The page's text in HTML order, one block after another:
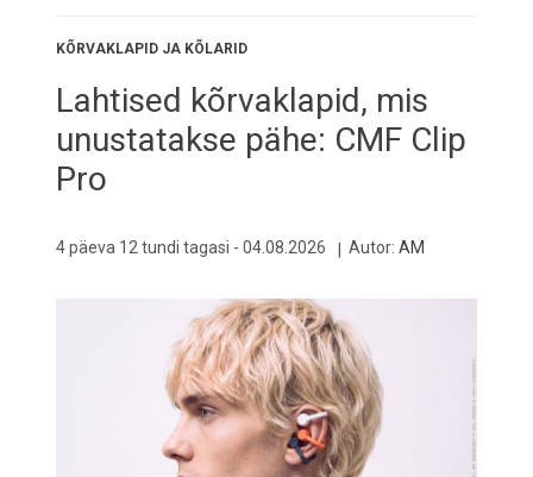
KÕRVAKLAPID JA KÕLARID
Lahtised kõrvaklapid, mis
unustatakse pähe: CMF Clip
Pro
4 päeva 12 tundi tagasi - 04.08.2026 Autor: AM